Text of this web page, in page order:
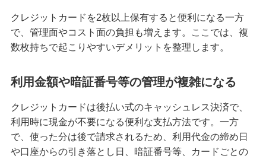
みずほマイレージクラブ
住宅ローン・カードローン
貯める・増やす
預金・NISA・資産運用
クレジットカードを2枚以上保有すると便利になる一方
で、管理面やコスト面の負担も増えます。ここでは、複
数枚持ちで起こりやすいデメリットを整理します。
利用金額や暗証番号等の管理が複雑になる
クレジットカードは後払い式のキャッシュレス決済で、
利用時に現金が不要になる便利な支払方法です。一方
で、使った分は後で請求されるため、利用代金の締め日
や口座からの引き落とし日、暗証番号等、カードごとの